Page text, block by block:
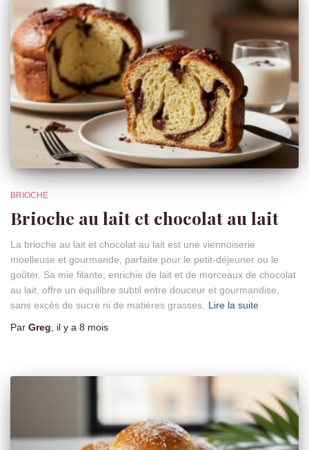
BRIOCHE
Brioche au lait et chocolat au lait
La brioche au lait et chocolat au lait est une viennoiserie
moelleuse et gourmande, parfaite pour le petit-déjeuner ou le
goûter. Sa mie filante, enrichie de lait et de morceaux de chocolat
au lait, offre un équilibre subtil entre douceur et gourmandise,
sans excès de sucre ni de matières grasses. Lire la suite
Par Greg, il y a 8 mois